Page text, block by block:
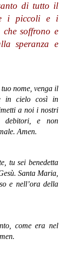
di tutto il
i piccoli e i
soffrono e
speranza e
nome, venga il
in cielo così in
a noi i nostri
debitori, e non
Amen.
tu sei benedetta
Santa Maria,
e nell’ora della
come era nel